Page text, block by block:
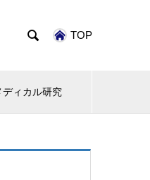
 TOP
ディカル研究